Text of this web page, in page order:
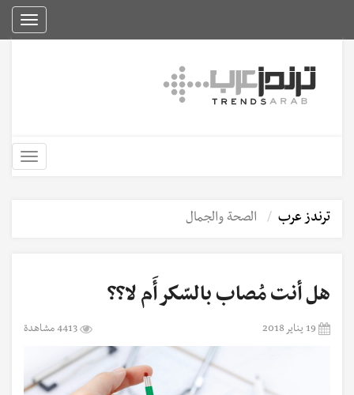
Toggle
Toggle
ترندز عرب الصحة والجمال
هل أنت مُصاب بالسّكر أَم لا؟؟
19 يناير 2018 4413 مشاهدة